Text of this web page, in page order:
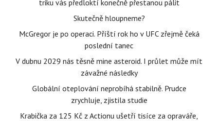
triku vás předloktí konečně přestanou pálit
Skutečně hloupneme?
McGregor je po operaci. Příští rok ho v UFC zřejmě čeká
poslední tanec
V dubnu 2029 nás těsně mine asteroid. I průlet může mít
závažné následky
Globální oteplování neprobíhá stabilně. Prudce
zrychluje, zjistila studie
Krabička za 125 Kč z Actionu ušetří tisíce za opraváře,